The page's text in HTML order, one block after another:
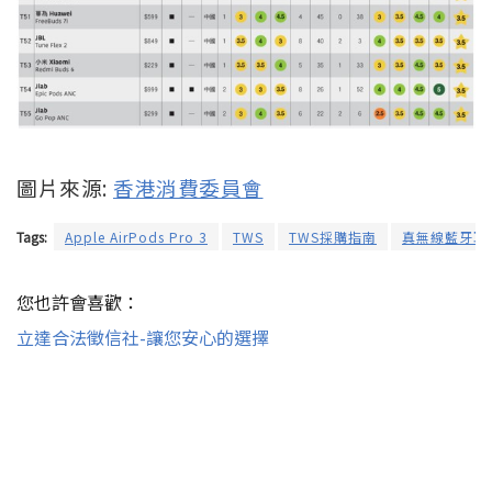
圖片來源: 香港消費委員會
Tags: Apple AirPods Pro 3 TWS TWS採購指南 真無線藍牙耳
您也許會喜歡：
立達合法徵信社-讓您安心的選擇